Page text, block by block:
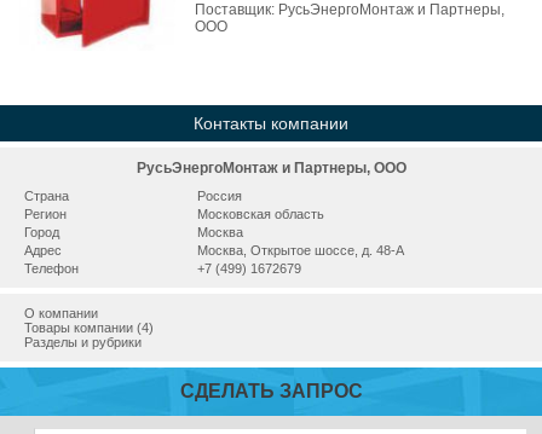
Поставщик: РусьЭнергоМонтаж и Партнеры,
ООО
Контакты компании
РусьЭнергоМонтаж и Партнеры, ООО
Страна
Россия
Регион
Московская область
Город
Москва
Адрес
Москва, Открытое шоссе, д. 48-А
Телефон
+7 (499) 1672679
О компании
Товары компании (4)
Разделы и рубрики
СДЕЛАТЬ ЗАПРОС